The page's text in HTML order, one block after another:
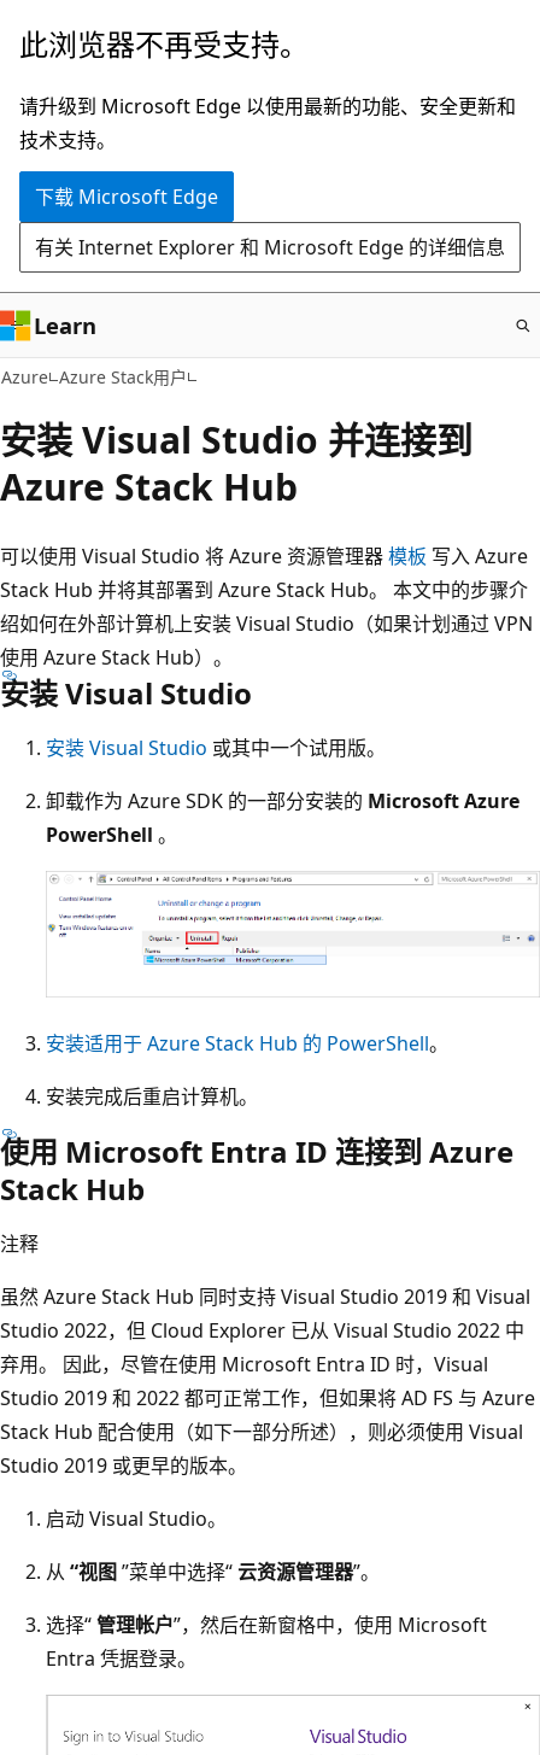
跳
主
要
内
此浏览器不再受支持。
请升级到 Microsoft Edge 以使用最新的功能、安全更新和
技术支持。
下载 Microsoft Edge
有关 Internet Explorer 和 Microsoft Edge 的详细信息
Learn
Azure Azure Stack用户
安装 Visual Studio 并连接到
Azure Stack Hub
可以使用 Visual Studio 将 Azure 资源管理器模板 写入 Azure
Stack Hub 并将其部署到 Azure Stack Hub。 本文中的步骤介
绍如何在外部计算机上安装 Visual Studio（如果计划通过 VPN
使用 Azure Stack Hub）。
安装 Visual Studio
安装 Visual Studio 或其中一个试用版。
卸载作为 Azure SDK 的一部分安装的 Microsoft Azure
PowerShell 。
安装适用于 Azure Stack Hub 的 PowerShell。
安装完成后重启计算机。
使用 Microsoft Entra ID 连接到 Azure
Stack Hub
注释
虽然 Azure Stack Hub 同时支持 Visual Studio 2019 和 Visual
Studio 2022，但 Cloud Explorer 已从 Visual Studio 2022 中
弃用。 因此，尽管在使用 Microsoft Entra ID 时，Visual
Studio 2019 和 2022 都可正常工作，但如果将 AD FS 与 Azure
Stack Hub 配合使用（如下一部分所述），则必须使用 Visual
Studio 2019 或更早的版本。
启动 Visual Studio。
从 “视图”菜单中选择“云资源管理器”。
选择“管理帐户”，然后在新窗格中，使用 Microsoft
Entra 凭据登录。